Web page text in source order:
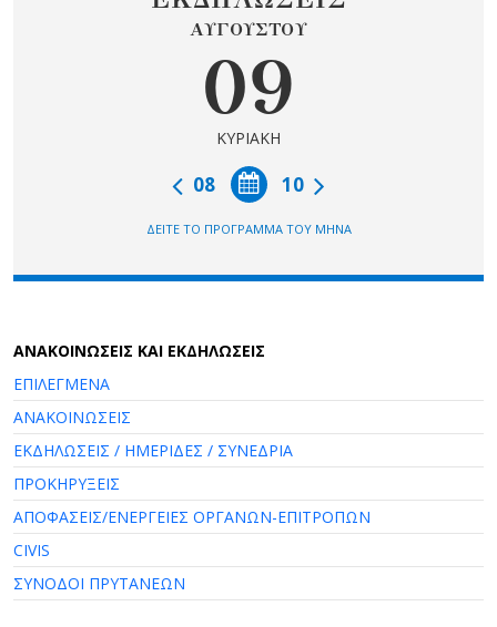
ΑΥΓΟΥΣΤΟΥ
09
ΚΥΡΙΑΚΗ
10
08
ΔΕΙΤΕ ΤΟ ΠΡΟΓΡΑΜΜΑ ΤΟΥ ΜΗΝΑ
AΝΑΚΟΙΝΩΣΕΙΣ ΚΑΙ ΕΚΔΗΛΩΣΕΙΣ
ΕΠΙΛΕΓΜΕΝΑ
ΑΝΑΚΟΙΝΩΣΕΙΣ
ΕΚΔΗΛΩΣΕΙΣ / ΗΜΕΡΙΔΕΣ / ΣΥΝΕΔΡΙΑ
ΠΡΟΚΗΡΥΞΕΙΣ
ΑΠΟΦΑΣΕΙΣ/ΕΝΕΡΓΕΙΕΣ ΟΡΓΑΝΩΝ-ΕΠΙΤΡΟΠΩΝ
CIVIS
ΣΥΝΟΔΟΙ ΠΡΥΤΑΝΕΩΝ